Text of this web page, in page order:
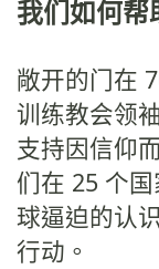
我们如何帮
敞开的门在
训练教会领
支持因信仰
们在 25 个
球逼迫的认
行动。